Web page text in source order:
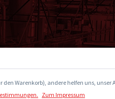
Warenkorb), andere helfen uns, unser
Zum Impressum